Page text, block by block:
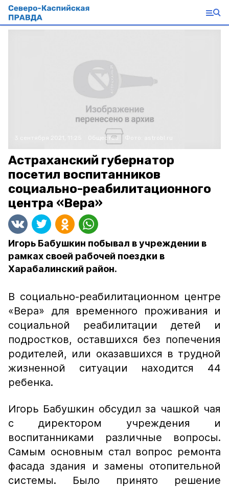
Общество
Астраханский губернатор
посетил воспитанников
социально-реабилитационного
центра «Вера»
Игорь Бабушкин побывал в учреждении в
рамках своей рабочей поездки в
Харабалинский район.
В социально-реабилитационном центре
«Вера» для временного проживания и
социальной реабилитации детей и
подростков, оставшихся без попечения
родителей, или оказавшихся в трудной
жизненной ситуации находится 44
ребенка.
Игорь Бабушкин обсудил за чашкой чая
с директором учреждения и
воспитанниками различные вопросы.
Самым основным стал вопрос ремонта
фасада здания и замены отопительной
системы. Было принято решение